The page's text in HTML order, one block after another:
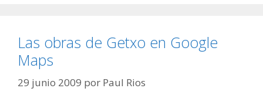
Las obras de Getxo en Google
Maps
29 junio 2009 por Paul Rios